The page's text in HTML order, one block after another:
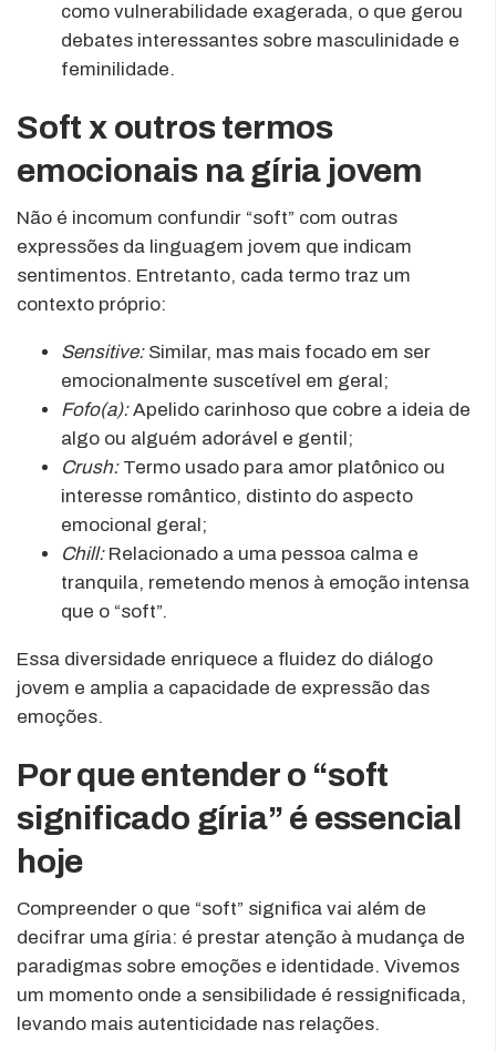
como vulnerabilidade exagerada, o que gerou
debates interessantes sobre masculinidade e
feminilidade.
Soft x outros termos
emocionais na gíria jovem
Não é incomum confundir “soft” com outras
expressões da linguagem jovem que indicam
sentimentos. Entretanto, cada termo traz um
contexto próprio:
Sensitive:Similar, mas mais focado em ser
emocionalmente suscetível em geral;
Fofo(a):Apelido carinhoso que cobre a ideia de
algo ou alguém adorável e gentil;
Crush:Termo usado para amor platônico ou
interesse romântico, distinto do aspecto
emocional geral;
Chill:Relacionado a uma pessoa calma e
tranquila, remetendo menos à emoção intensa
que o “soft”.
Essa diversidade enriquece a fluidez do diálogo
jovem e amplia a capacidade de expressão das
emoções.
Por que entender o “soft
significado gíria” é essencial
hoje
Compreender o que “soft” significa vai além de
decifrar uma gíria: é prestar atenção à mudança de
paradigmas sobre emoções e identidade. Vivemos
um momento onde a sensibilidade é ressignificada,
levando mais autenticidade nas relações.